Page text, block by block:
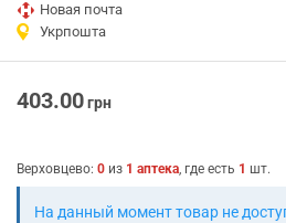
Новая почта
Укрпошта
403.00грн
Верховцево: 0 из 1 аптека, где есть 1 шт.
На данный момент товар не